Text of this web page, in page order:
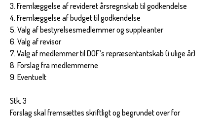
3. Fremlæggelse af revideret årsregnskab til godkendelse
4. Fremlæggelse af budget til godkendelse
5. Valg af bestyrelsesmedlemmer og suppleanter
6. Valg af revisor
7. Valg af medlemmer til DOF’s repræsentantskab (i ulige år)
8. Forslag fra medlemmerne
9. Eventuelt
Stk. 3
Forslag skal fremsættes skriftligt og begrundet over for